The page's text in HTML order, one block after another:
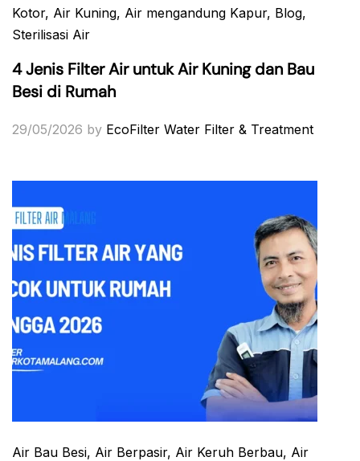
Kotor, Air Kuning, Air mengandung Kapur, Blog,
Sterilisasi Air
4 Jenis Filter Air untuk Air Kuning dan Bau
Besi di Rumah
29/05/2026 by EcoFilter Water Filter & Treatment
Air Bau Besi, Air Berpasir, Air Keruh Berbau, Air